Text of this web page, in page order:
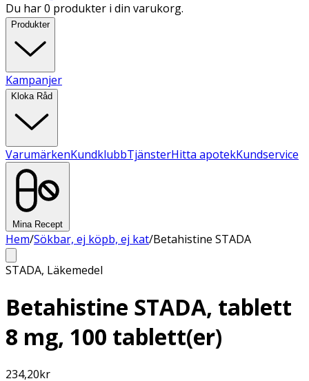
Du har 0 produkter i din varukorg.
Produkter
Kampanjer
Kloka Råd
VarumärkenKundklubbTjänsterHitta apotekKundservice
Mina Recept
Hem/Sökbar, ej köpb, ej kat/Betahistine STADA
STADA, Läkemedel
Betahistine STADA, tablett
8 mg, 100 tablett(er)
234,20kr